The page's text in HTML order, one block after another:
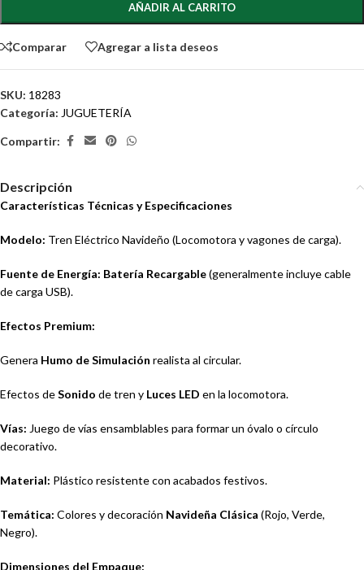
AÑADIR AL CARRITO
Comparar Agregar a lista deseos
SKU: 18283
Categoría: JUGUETERÍA
Compartir:
Descripción
Características Técnicas y Especificaciones
Modelo: Tren Eléctrico Navideño (Locomotora y vagones de carga).
Fuente de Energía: Batería Recargable(generalmente incluye cable
de carga USB).
Efectos Premium:
Genera Humo de Simulación realista al circular.
Efectos deSonido de tren y Luces LED en la locomotora.
Vías: Juego de vías ensamblables para formar un óvalo o círculo
decorativo.
Material: Plástico resistente con acabados festivos.
Temática: Colores y decoración Navideña Clásica (Rojo, Verde,
Negro).
Dimensiones del Empaque: